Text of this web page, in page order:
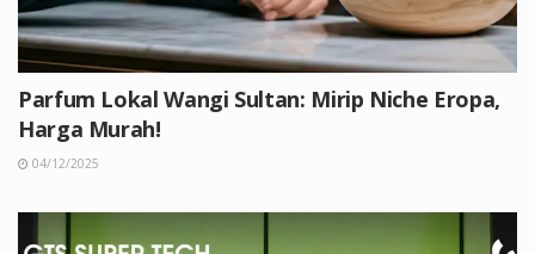
Parfum Lokal Wangi Sultan: Mirip Niche Eropa,
Harga Murah!
04/12/2025